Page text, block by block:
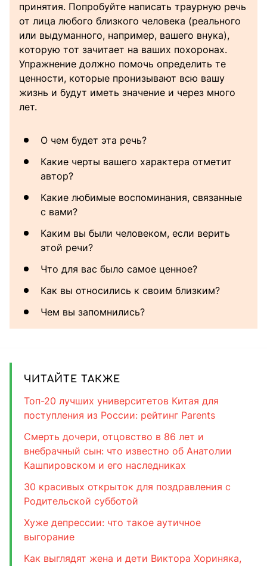
принятия. Попробуйте написать траурную речь
от лица любого близкого человека (реального
или выдуманного, например, вашего внука),
которую тот зачитает на ваших похоронах.
Упражнение должно помочь определить те
ценности, которые пронизывают всю вашу
жизнь и будут иметь значение и через много
лет.
О чем будет эта речь?
Какие черты вашего характера отметит
автор?
Какие любимые воспоминания, связанные
с вами?
Каким вы были человеком, если верить
этой речи?
Что для вас было самое ценное?
Как вы относились к своим близким?
Чем вы запомнились?
ЧИТАЙТЕ ТАКЖЕ
Топ-20 лучших университетов Китая для
поступления из России: рейтинг Parents
Смерть дочери, отцовство в 86 лет и
внебрачный сын: что известно об Анатолии
Кашпировском и его наследниках
30 красивых открыток для поздравления с
Родительской субботой
Хуже депрессии: что такое аутичное
выгорание
Как выглядят жена и дети Виктора Хориняка,